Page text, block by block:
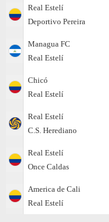
Real Estelí
Deportivo Pereira
Managua FC
Real Estelí
Chicó
Real Estelí
Real Estelí
C.S. Herediano
Real Estelí
Once Caldas
America de Cali
Real Estelí